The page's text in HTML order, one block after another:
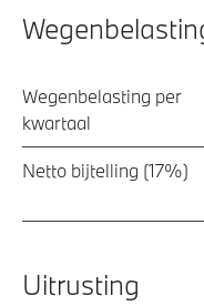
Wegenbelasting per
kwartaal
Netto bijtelling (17%)
Uitrusting